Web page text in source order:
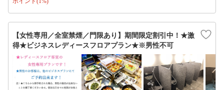
【女性専用／全室禁煙／門限あり】期間限定割引中！★激
得★ビジネスレディースフロアプラン★※男性不可